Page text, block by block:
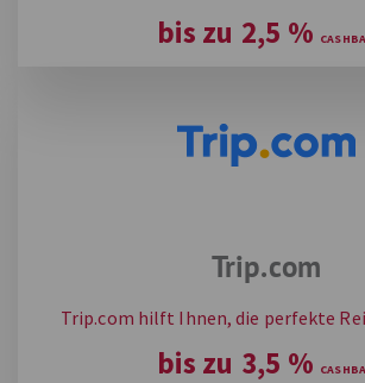
bis zu 2,5 %
Trip.com
Trip.com hilft Ihnen, die perfekte
bis zu 3,5 %